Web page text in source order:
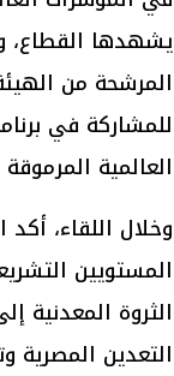
يشهدها القطاع،
المرشحة من
للمشاركة في
العالمية
وخلال اللقاء،
المستويين
الثروة المعدنية
التعدين المصرية